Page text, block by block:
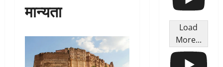
मान्यता
Load
More...